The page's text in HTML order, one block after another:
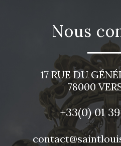
nous
17 RUE DU
78000
+33(0) 01